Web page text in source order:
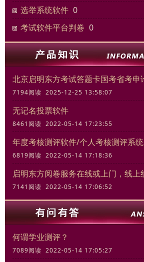
选举系统软件 0
考试软件平台判卷 0
7194阅读 2025-12-25 13:58:07
无记名投票软件
8461阅读 2022-05-14 17:23:55
年度考核测评软件/个人考核测评系统
6819阅读 2022-05-14 17:18:36
7141阅读 2022-05-14 17:06:52
何谓学业测评？
7089阅读 2022-05-14 17:05:27